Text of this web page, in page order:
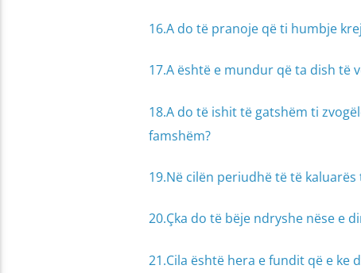
16.A do të pranoje që ti humbje
17.A është e mundur që ta dish të
18.A do të ishit të gatshëm ti
famshëm?
19.Në cilën periudhë të të
20.Çka do të bëje ndryshe nëse e
21.Cila është hera e fundit që e ke